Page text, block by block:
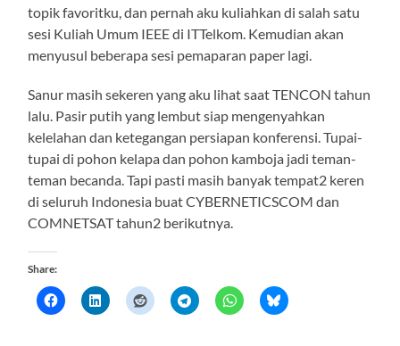
topik favoritku, dan pernah aku kuliahkan di salah satu
sesi Kuliah Umum IEEE di ITTelkom. Kemudian akan
menyusul beberapa sesi pemaparan paper lagi.
Sanur masih sekeren yang aku lihat saat TENCON tahun
lalu. Pasir putih yang lembut siap mengenyahkan
kelelahan dan ketegangan persiapan konferensi. Tupai-
tupai di pohon kelapa dan pohon kamboja jadi teman-
teman becanda. Tapi pasti masih banyak tempat2 keren
di seluruh Indonesia buat CYBERNETICSCOM dan
COMNETSAT tahun2 berikutnya.
Share: